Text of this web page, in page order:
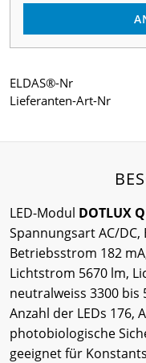
ELDAS®-Nr
Lieferanten-Art-Nr
LED-Modul DOTLUX
Spannungsart AC/
Betriebsstrom 182
Lichtstrom 5670 lm,
neutralweiss 3300 bis
Anzahl der LEDs 176,
photobiologische
geeignet für